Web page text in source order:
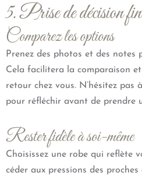
5. Prise de décision
Comparez les options
Prenez des photos et des notes
Cela facilitera la comparaison
retour chez vous. N’hésitez pas
pour réfléchir avant de prendre
Rester fidèle à soi-même
Choisissez une robe qui reflète
céder aux pressions des